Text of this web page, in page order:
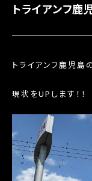
トライアンフ
トライアンフ鹿児島
現状をUPします！！